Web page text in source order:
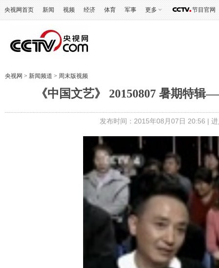
央视网首页 新闻 视频 经济 体育 军事 更多 节目官网
央视网 > 新闻频道 > 周末版视频
《中国文艺》 20150807 暑期特
发布时间：2015年08月07日 20:56 |